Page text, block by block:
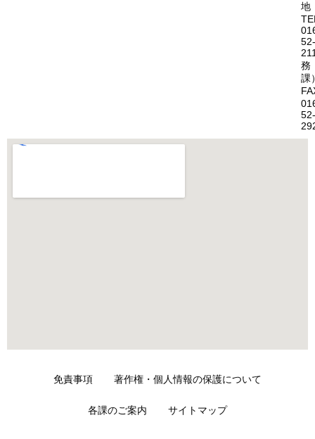
地
52-
務
課
52-
免責事項 著作権・個人情報の保護について
各課のご案内 サイトマップ